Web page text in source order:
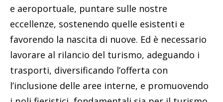
e aeroportuale, puntare sulle nostre
eccellenze, sostenendo quelle esistenti e
favorendo la nascita di nuove. Ed è necessario
lavorare al rilancio del turismo, adeguando i
trasporti, diversificando l’offerta con
l’inclusione delle aree interne, e promuovendo